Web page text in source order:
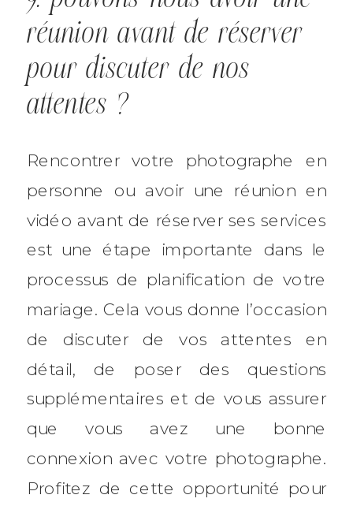
réunion avant de réserver
pour discuter de nos
attentes ?
Rencontrer votre photographe en
personne ou avoir une réunion en
vidéo avant de réserver ses services
est une étape importante dans le
processus de planification de votre
mariage. Cela vous donne l’occasion
de discuter de vos attentes en
détail, de poser des questions
supplémentaires et de vous assurer
que vous avez une bonne
connexion avec votre photographe.
Profitez de cette opportunité pour